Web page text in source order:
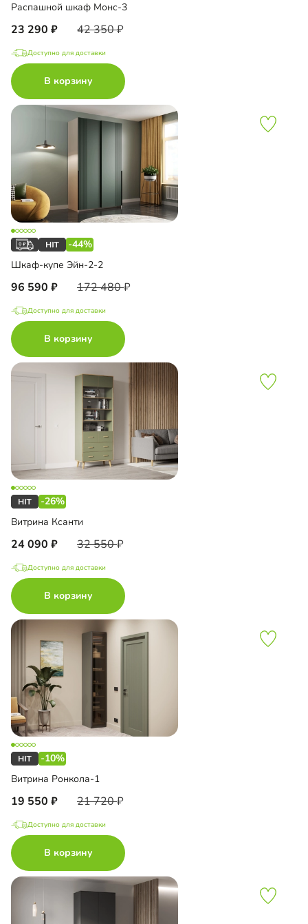
Распашной шкаф Монс-3
23 290 42 350
Доступно для доставки
В корзину
-44%
Шкаф-купе Эйн-2-2
96 590 172 480
Доступно для доставки
В корзину
-26%
Витрина Ксанти
24 090 32 550
Доступно для доставки
В корзину
-10%
Витрина Ронкола-1
19 550 21 720
Доступно для доставки
В корзину